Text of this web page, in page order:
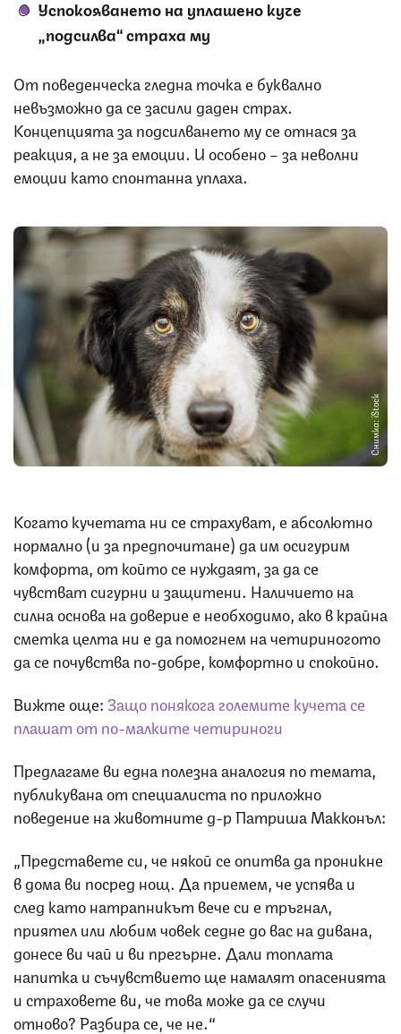
Успокояването на уплашено куче
„подсилва“ страха му
От поведенческа гледна точка е буквално
невъзможно да се засили даден страх.
Концепцията за подсилването му се отнася за
реакция, а не за емоции. И особено – за неволни
емоции като спонтанна уплаха.
Снимка: iStock
Когато кучетата ни се страхуват, е абсолютно
нормално (и за предпочитане) да им осигурим
комфорта, от който се нуждаят, за да се
чувстват сигурни и защитени. Наличието на
силна основа на доверие е необходимо, ако в крайна
сметка целта ни е да помогнем на четириногото
да се почувства по-добре, комфортно и спокойно.
Вижте още: Защо понякога големите кучета се
плашат от по-малките четириноги
Предлагаме ви една полезна аналогия по темата,
публикувана от специалиста по приложно
поведение на животните д-р Патриша Макконъл:
„Представете си, че някой се опитва да проникне
в дома ви посред нощ. Да приемем, че успява и
след като натрапникът вече си е тръгнал,
приятел или любим човек седне до вас на дивана,
донесе ви чай и ви прегърне. Дали топлата
напитка и съчувствието ще намалят опасенията
и страховете ви, че това може да се случи
отново? Разбира се, че не.“